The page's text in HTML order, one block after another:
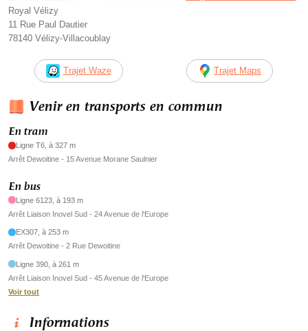
Royal Vélizy
11 Rue Paul Dautier
78140 Vélizy-Villacoublay
Trajet Waze Trajet Maps
Venir en transports en commun
En tram
Ligne T6, à 327 m
Arrêt Dewoitine - 15 Avenue Morane Saulnier
En bus
Ligne 6123, à 193 m
Arrêt Liaison Inovel Sud - 24 Avenue de l'Europe
EX307, à 253 m
Arrêt Dewoitine - 2 Rue Dewoitine
Ligne 390, à 261 m
Arrêt Liaison Inovel Sud - 45 Avenue de l'Europe
Voir tout
Informations